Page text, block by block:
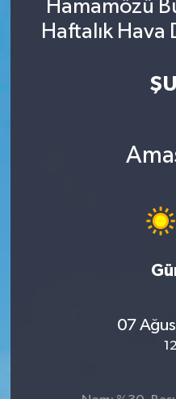
Hamamözü
Haftalık Hava
07